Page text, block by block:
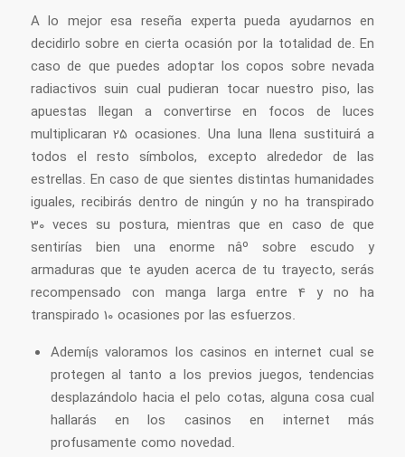
A lo mejor esa reseña experta pueda ayudarnos en
decidirlo sobre en cierta ocasión por la totalidad de. En
caso de que puedes adoptar los copos sobre nevada
radiactivos suin cual pudieran tocar nuestro piso, las
apuestas llegan a convertirse en focos de luces
multiplicaran 25 ocasiones. Una luna llena sustituirá a
todos el resto símbolos, excepto alrededor de las
estrellas. En caso de que sientes distintas humanidades
iguales, recibirás dentro de ningún y no ha transpirado
30 veces su postura, mientras que en caso de que
sentirías bien una enorme nâº sobre escudo y
armaduras que te ayuden acerca de tu trayecto, serás
recompensado con manga larga entre 4 y no ha
transpirado 10 ocasiones por las esfuerzos.
Ademí¡s valoramos los casinos en internet cual se
protegen al tanto a los previos juegos, tendencias
desplazándolo hacia el pelo cotas, alguna cosa cual
hallarás en los casinos en internet más
profusamente como novedad.